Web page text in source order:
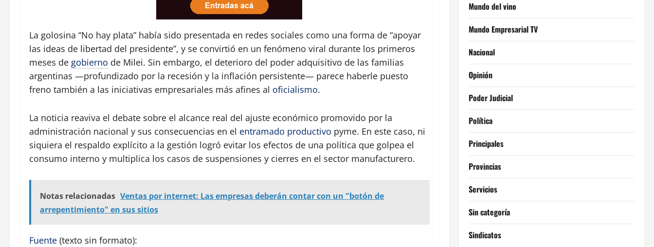
La golosina “No hay plata” había sido presentada en redes sociales como una forma de “apoyar
las ideas de libertad del presidente”, y se convirtió en un fenómeno viral durante los primeros
meses de gobierno de Milei. Sin embargo, el deterioro del poder adquisitivo de las familias
argentinas —profundizado por la recesión y la inflación persistente— parece haberle puesto
freno también a las iniciativas empresariales más afines al oficialismo.
La noticia reaviva el debate sobre el alcance real del ajuste económico promovido por la
administración nacional y sus consecuencias en el entramado productivo pyme. En este caso, ni
siquiera el respaldo explícito a la gestión logró evitar los efectos de una política que golpea el
consumo interno y multiplica los casos de suspensiones y cierres en el sector manufacturero.
Notas relacionadas Ventas por internet: Las empresas deberán contar con un "botón de
arrepentimiento" en sus sitios
Fuente (texto sin formato):
Mundo del vino
Mundo Empresarial TV
Nacional
Opinión
Poder Judicial
Política
Principales
Provincias
Servicios
Sin categoría
Sindicatos